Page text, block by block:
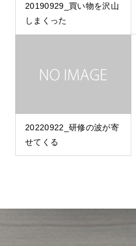
20190929_買い物を沢山
しまくった
20220922_研修の波が寄
せてくる